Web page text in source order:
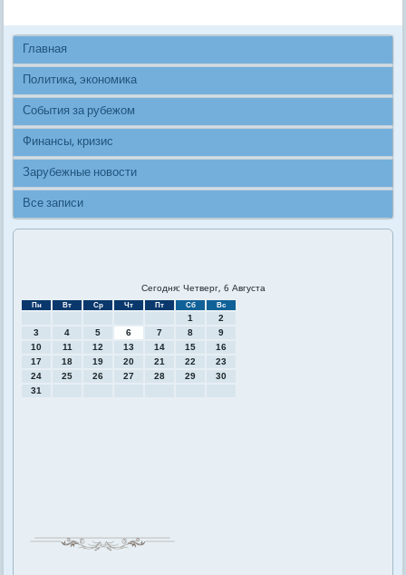
Главная
Политика, экономика
События за рубежом
Финансы, кризис
Зарубежные новости
Все записи
Сегодня: Четверг, 6 Августа
Пн Вт Ср Чт Пт Сб Вс
1
2
3
4 5 6 7 8
9
10
11 12 13 14 15
16
17
18 19 20 21 22
23
24
25 26 27 28 29
30
31